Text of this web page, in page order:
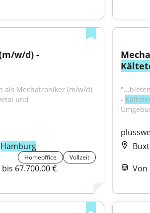
als Mechatroniker (m/w/d)
und
Hamburg
Homeoffice Vollzeit
67.700,00 €
-
Von